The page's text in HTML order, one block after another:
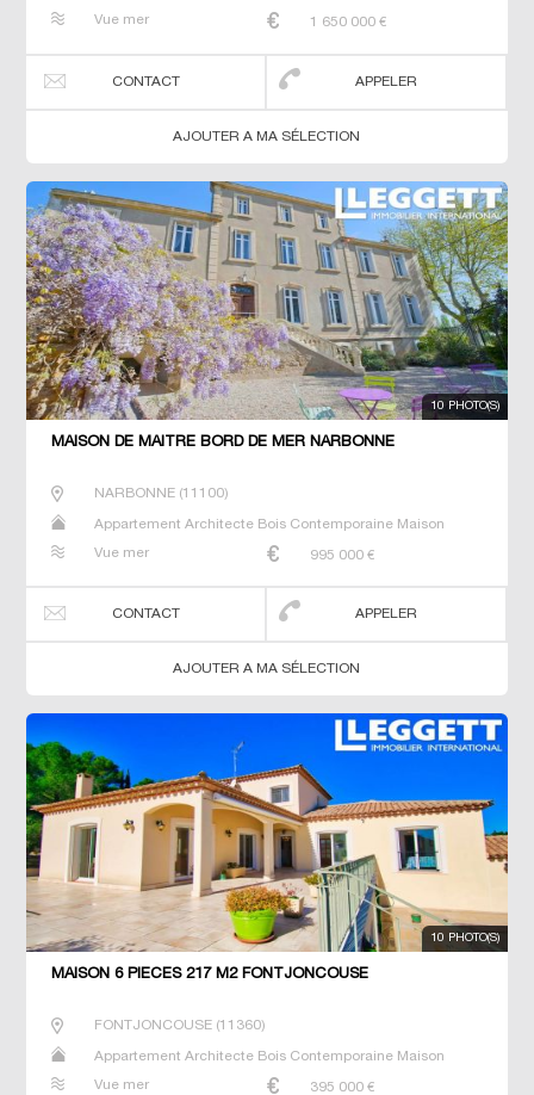
Vue mer
1 650 000 €
CONTACT APPELER
AJOUTER A MA SÉLECTION
10 PHOTO(S)
MAISON DE MAÎTRE BORD DE MER NARBONNE
NARBONNE(11100)
Appartement Architecte Bois Contemporaine Maison
Vue mer
995 000 €
CONTACT APPELER
AJOUTER A MA SÉLECTION
10 PHOTO(S)
MAISON 6 PIECES 217 M2 FONTJONCOUSE
FONTJONCOUSE(11360)
Appartement Architecte Bois Contemporaine Maison
Vue mer
395 000 €